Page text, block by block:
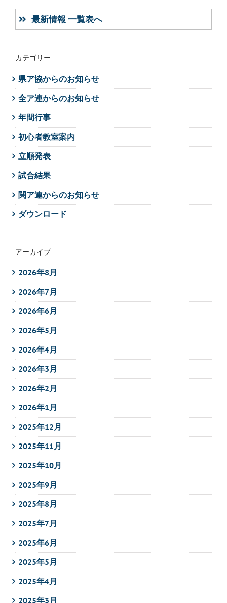
最新情報 一覧表へ
カテゴリー
県ア協からのお知らせ
全ア連からのお知らせ
年間行事
初心者教室案内
立順発表
試合結果
関ア連からのお知らせ
ダウンロード
アーカイブ
2026年8月
2026年7月
2026年6月
2026年5月
2026年4月
2026年3月
2026年2月
2026年1月
2025年12月
2025年11月
2025年10月
2025年9月
2025年8月
2025年7月
2025年6月
2025年5月
2025年4月
2025年3月